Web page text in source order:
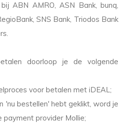
ABN AMRO, ASN Bank, bunq,
SNS Bank, Triodos Bank
doorloop je de volgende
voor betalen met iDEAL;
'nu bestellen' hebt geklikt, word je
payment provider Mollie;